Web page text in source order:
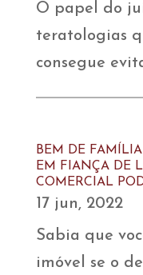
O papel do
teratologias
consegue
BEM DE
EM FIANÇA DE
COMERCIAL
17 jun, 2022
Sabia que
imóvel se o